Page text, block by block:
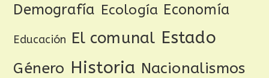
Demografía Ecología Economía
Educación El comunal Estado
Género Historia Nacionalismos